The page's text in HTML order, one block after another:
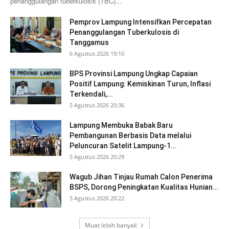
Pemprov Lampung Intensifkan Percepatan
Penanggulangan Tuberkulosis di
Tanggamus
6 Agustus 2026 19:10
BPS Provinsi Lampung Ungkap Capaian
Positif Lampung: Kemiskinan Turun, Inflasi
Terkendali,...
5 Agustus 2026 20:36
Lampung Membuka Babak Baru
Pembangunan Berbasis Data melalui
Peluncuran Satelit Lampung-1...
5 Agustus 2026 20:29
Wagub Jihan Tinjau Rumah Calon Penerima
BSPS, Dorong Peningkatan Kualitas Hunian...
5 Agustus 2026 20:22
Muat lebih banyak